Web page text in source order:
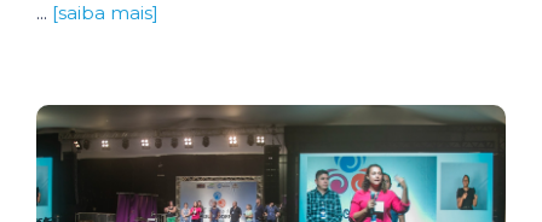
... [saiba mais]